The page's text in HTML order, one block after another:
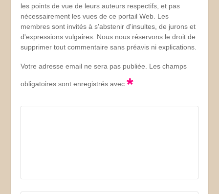
les points de vue de leurs auteurs respectifs, et pas
nécessairement les vues de ce portail Web. Les
membres sont invités à s'abstenir d'insultes, de jurons et
d'expressions vulgaires. Nous nous réservons le droit de
supprimer tout commentaire sans préavis ni explications.
Votre adresse email ne sera pas publiée. Les champs
obligatoires sont enregistrés avec*